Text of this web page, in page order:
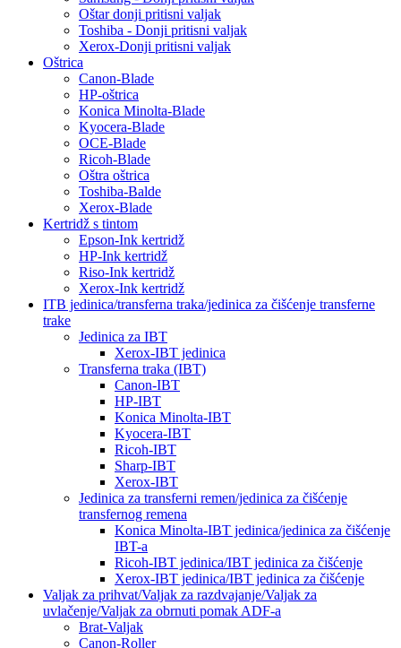
Oštar donji pritisni valjak
Toshiba - Donji pritisni valjak
Xerox-Donji pritisni valjak
Oštrica
Canon-Blade
HP-oštrica
Konica Minolta-Blade
Kyocera-Blade
OCE-Blade
Ricoh-Blade
Oštra oštrica
Toshiba-Balde
Xerox-Blade
Kertridž s tintom
Epson-Ink kertridž
HP-Ink kertridž
Riso-Ink kertridž
Xerox-Ink kertridž
ITB jedinica/transferna traka/jedinica za čišćenje transferne
trake
Jedinica za IBT
Xerox-IBT jedinica
Transferna traka (IBT)
Canon-IBT
HP-IBT
Konica Minolta-IBT
Kyocera-IBT
Ricoh-IBT
Sharp-IBT
Xerox-IBT
Jedinica za transferni remen/jedinica za čišćenje
transfernog remena
Konica Minolta-IBT jedinica/jedinica za čišćenje
IBT-a
Ricoh-IBT jedinica/IBT jedinica za čišćenje
Xerox-IBT jedinica/IBT jedinica za čišćenje
Valjak za prihvat/Valjak za razdvajanje/Valjak za
uvlačenje/Valjak za obrnuti pomak ADF-a
Brat-Valjak
Canon-Roller